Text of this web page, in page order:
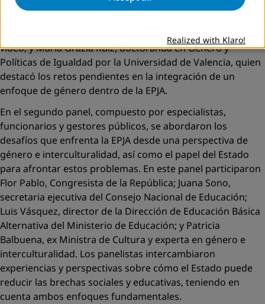
cada subcapítulo del informe. Asimismo, se contó con la
EPJA, quien compartió sus comentarios a través de un
video, y María Grazia Ruiz, doctoranda en Género y
Políticas de Igualdad por la Universidad de Valencia, quien
destacó los retos pendientes en la integración de un
enfoque de género dentro de la EPJA.
En el segundo panel, compuesto por especialistas,
funcionarios y gestores públicos, se abordaron los
desafíos que enfrenta la EPJA desde una perspectiva de
género e interculturalidad, así como el papel del Estado
para afrontar estos problemas. En este panel participaron
Flor Pablo, Congresista de la República; Juana Sono,
secretaria ejecutiva del Consejo Nacional de Educación;
Luis Vásquez, director de la Dirección de Educación Básica
Alternativa del Ministerio de Educación; y Patricia
Balbuena, ex Ministra de Cultura y experta en género e
interculturalidad. Los panelistas intercambiaron
experiencias y perspectivas sobre cómo el Estado puede
reducir las brechas sociales y educativas, teniendo en
cuenta ambos enfoques fundamentales.
Realized with Klaro!